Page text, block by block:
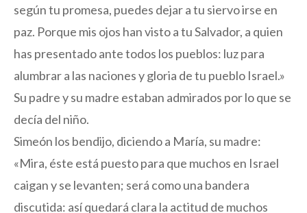
según tu promesa, puedes dejar a tu siervo irse en
paz. Porque mis ojos han visto a tu Salvador, a quien
has presentado ante todos los pueblos: luz para
alumbrar a las naciones y gloria de tu pueblo Israel.»
Su padre y su madre estaban admirados por lo que se
decía del niño.
Simeón los bendijo, diciendo a María, su madre:
«Mira, éste está puesto para que muchos en Israel
caigan y se levanten; será como una bandera
discutida: así quedará clara la actitud de muchos